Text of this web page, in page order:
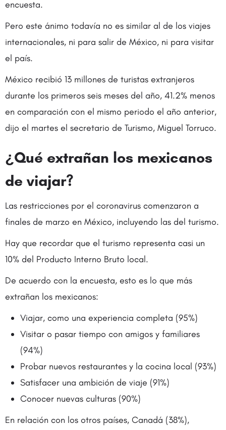
encuesta.
Pero este ánimo todavía no es similar al de los viajes
internacionales, ni para salir de México, ni para visitar
el país.
México recibió 13 millones de turistas extranjeros
durante los primeros seis meses del año, 41.2% menos
en comparación con el mismo periodo el año anterior,
dijo el martes el secretario de Turismo, Miguel Torruco.
¿Qué extrañan los mexicanos
de viajar?
Las restricciones por el coronavirus comenzaron a
finales de marzo en México, incluyendo las del turismo.
Hay que recordar que el turismo representa casi un
10% del Producto Interno Bruto local.
De acuerdo con la encuesta, esto es lo que más
extrañan los mexicanos:
Viajar, como una experiencia completa (95%)
Visitar o pasar tiempo con amigos y familiares
(94%)
Probar nuevos restaurantes y la cocina local (93%)
Satisfacer una ambición de viaje (91%)
Conocer nuevas culturas (90%)
En relación con los otros países, Canadá (38%),